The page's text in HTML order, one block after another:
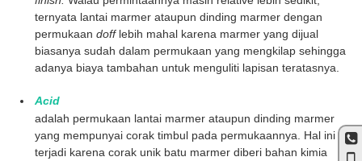
ternyata lantai marmer ataupun dinding marmer dengan
permukaan doff lebih mahal karena marmer yang dijual
biasanya sudah dalam permukaan yang mengkilap sehingga
adanya biaya tambahan untuk menguliti lapisan teratasnya.
Acid
adalah permukaan lantai marmer ataupun dinding marmer
yang mempunyai corak timbul pada permukaannya. Hal ini
terjadi karena corak unik batu marmer diberi bahan kimia